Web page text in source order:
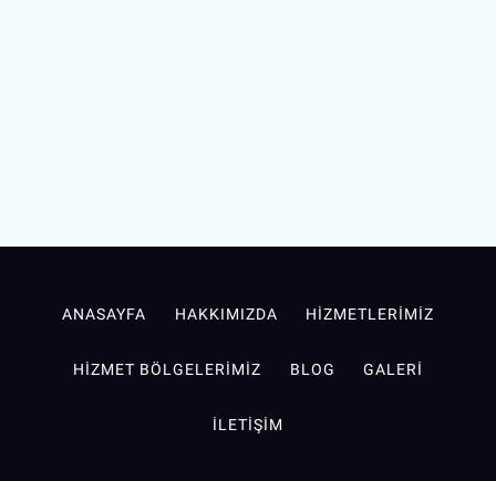
ANASAYFA HAKKIMIZDA HIZMETLERIMIZ
HIZMET BÖLGELERIMIZ BLOG GALERI
İLETIŞIM